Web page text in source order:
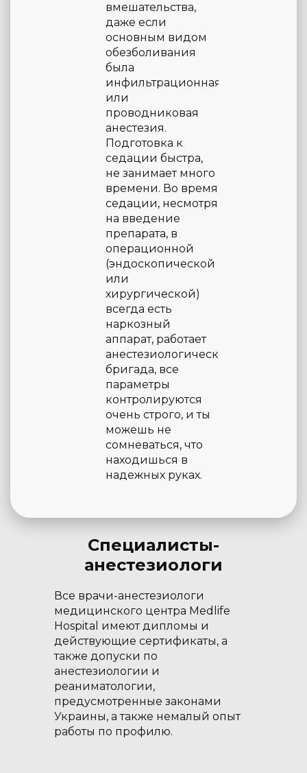
вмешательства,
даже если
основным видом
обезболивания
была
инфильтрационная
или
проводниковая
анестезия.
Подготовка к
седации быстра,
не занимает много
времени. Во время
седации, несмотря
на введение
препарата, в
операционной
(эндоскопической
или
хирургической)
всегда есть
наркозный
аппарат, работает
анестезиологическая
бригада, все
параметры
контролируются
очень строго, и ты
можешь не
сомневаться, что
находишься в
надежных руках.
Специалисты-
анестезиологи
Все врачи-анестезиологи
медицинского центра Medlife
Hospital имеют дипломы и
действующие сертификаты, а
также допуски по
анестезиологии и
реаниматологии,
предусмотренные законами
Украины, а также немалый опыт
работы по профилю.